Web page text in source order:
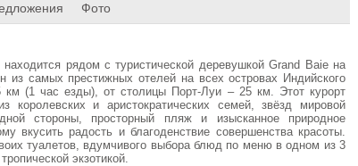
Фото
рядом с туристической деревушкой Grand Baie на
из самых престижных отелей на всех островах Индийского
км (1 час езды), от столицы Порт-Луи – 25 км. Этот курорт
королевских и аристократических семей, звёзд мировой
стороны, просторный пляж и изысканное природное
вкусить радость и благоденствие совершенства красоты.
туалетов, вдумчивого выбора блюд по меню в одном из 3
экзотикой.